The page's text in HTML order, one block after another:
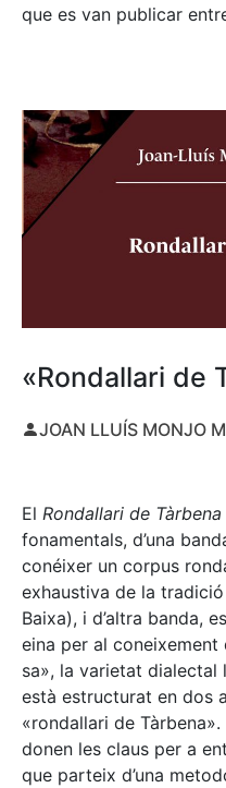
que es van publicar
«Rondallari de
JOAN LLUÍS MONJO
El Rondallari de Tàrbena
fonamentals, d’una
conéixer un corpus
exhaustiva de la
Baixa), i d’altra banda,
eina per al
sa», la varietat dialectal
està estructurat en dos
«rondallari de
donen les claus per a
que parteix d’una